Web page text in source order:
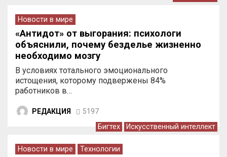
Новости в мире
«Антидот» от выгорания: психологи
объяснили, почему безделье жизненно
необходимо мозгу
В условиях тотального эмоционального
истощения, которому подвержены 84%
работников в…
РЕДАКЦИЯ 5197
Бигтех Искусственный интеллект
Новости в мире Технологии